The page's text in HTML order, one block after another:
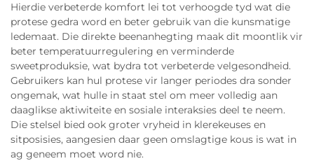
Hierdie verbeterde komfort lei tot verhoogde tyd wat die
protese gedra word en beter gebruik van die kunsmatige
ledemaat. Die direkte beenanhegting maak dit moontlik vir
beter temperatuurregulering en verminderde
sweetproduksie, wat bydra tot verbeterde velgesondheid.
Gebruikers kan hul protese vir langer periodes dra sonder
ongemak, wat hulle in staat stel om meer volledig aan
daaglikse aktiwiteite en sosiale interaksies deel te neem.
Die stelsel bied ook groter vryheid in klerekeuses en
sitposisies, aangesien daar geen omslagtige kous is wat in
ag geneem moet word nie.